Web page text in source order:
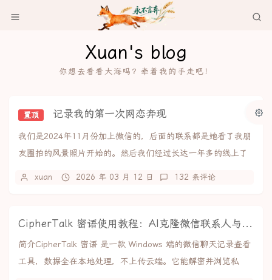
Xuan's blog
你想去看看大海吗？牵着我的手走吧！
置顶 记录我的第一次网恋奔现
我们是2024年11月份加上微信的，后面的联系都是她看了我朋
友圈拍的风景照片开始的。然后我们经过长达一年多的线上了
xuan 2026 年 03 月 12 日 132 条评论
CipherTalk 密语使用教程：AI克隆微信联系人与聊天记录导出
简介CipherTalk 密语 是一款 Windows 端的微信聊天记录查看
工具，数据全在本地处理，不上传云端。它能解密并浏览私